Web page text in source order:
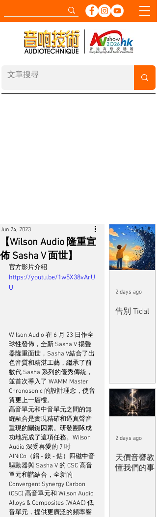
【Wilson Audio 隆重宣
佈 Sasha V 面世】
Jun 24, 2023
官方影片介紹
https://youtu.be/1w5X38vArU
U
Wilson Audio 在 6 月 23 日作全
球性發佈，全新 Sasha V 揚聲
器隆重面世，Sasha V結合了出
色音質和精湛工藝，繼承了前
數代 Sasha 系列的優秀傳統，
並首次導入了 WAMM Master
Chronosonic 的設計理念，使音
質更上一層樓。
高音單元和中音單元之間的無
縫融合是實現精確和逼真聲音
重現的關鍵因素。研發團隊成
功地完成了這項任務。Wilson
Audio 深受喜愛的 7 吋
AlNiCo（鋁 - 鎳 - 鈷）四磁中音
驅動器與 Sasha V 的 CSC 高音
單元和諧結合，全新的
Convergent Synergy Carbon
(CSC) 高音單元和 Wilson Audio
Alloys & Composites (WAAC) 低
音單元，提供更廣泛的頻率響
告別 Tidal
2 days ago
天價音響教
懂我們的事
2 days ago